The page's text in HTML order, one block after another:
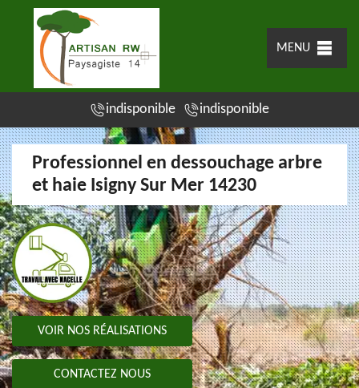
MENU
indisponible indisponible
Professionnel en dessouchage arbre
et haie Isigny Sur Mer 14230
VOIR NOS RÉALISATIONS
CONTACTEZ NOUS